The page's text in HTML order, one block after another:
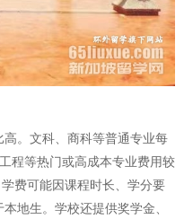
。文科、商科等普通专业每
程等热门或高成本专业费用较
费可能因课程时长、学分要
地生。学校还提供奖学金、